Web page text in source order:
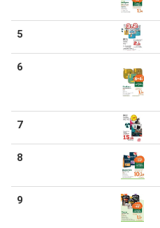
5
6
7
8
9